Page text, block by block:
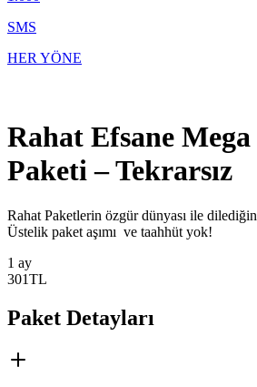
SMS
HER YÖNE
Rahat Efsane
Paketi – Tekrarsız
​​​​​​​​​​​​Rahat Paketlerin özgür dünyası ile
Üstelik paket aşımı ve taahhüt yok!
1 ay
301TL
Paket Detayları